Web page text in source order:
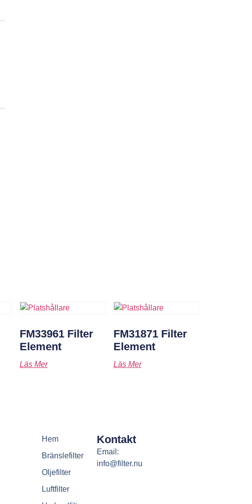
FM33961 Filter
Element
Läs Mer
FM31871 Filter
Element
Läs Mer
Hem
Bränslefilter
Oljefilter
Luftfilter
Kontakt
Email:
info@filter.nu